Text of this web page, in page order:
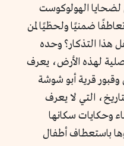
لضحايا الهولوكوست
ضمنيًا ولحظيًا لمن
هذا التذكار؟ وحده
لهذه الأرض، يعرف
وقبور قرية أبو شوشة
التي لا يعرف
وحكايات سكانها
باستعطاف أطفال